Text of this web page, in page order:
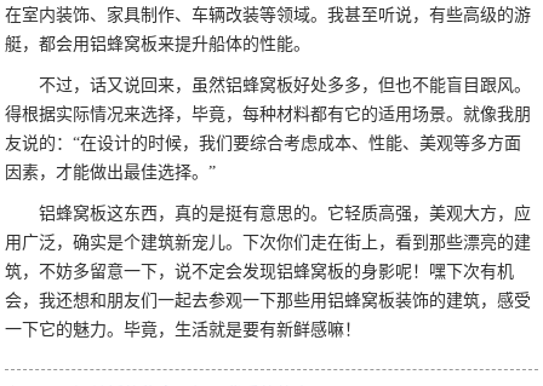
在室内装饰、家具制作、车辆改装等领域。我甚至听说，有些高级的游
艇，都会用铝蜂窝板来提升船体的性能。
不过，话又说回来，虽然铝蜂窝板好处多多，但也不能盲目跟风。
得根据实际情况来选择，毕竟，每种材料都有它的适用场景。就像我朋
友说的：“在设计的时候，我们要综合考虑成本、性能、美观等多方面
因素，才能做出最佳选择。”
铝蜂窝板这东西，真的是挺有意思的。它轻质高强，美观大方，应
用广泛，确实是个建筑新宠儿。下次你们走在街上，看到那些漂亮的建
筑，不妨多留意一下，说不定会发现铝蜂窝板的身影呢！嘿下次有机
会，我还想和朋友们一起去参观一下那些用铝蜂窝板装饰的建筑，感受
一下它的魅力。毕竟，生活就是要有新鲜感嘛！